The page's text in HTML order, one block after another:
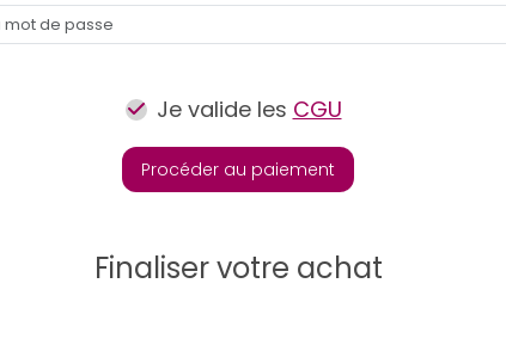
Je valide les CGU
Procéder au paiement
Finaliser votre achat